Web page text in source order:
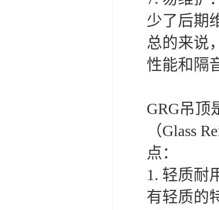
少了后期
总的来说
性能和隔
GRG吊顶
（Glass
点：
1. 轻质耐
有轻质的